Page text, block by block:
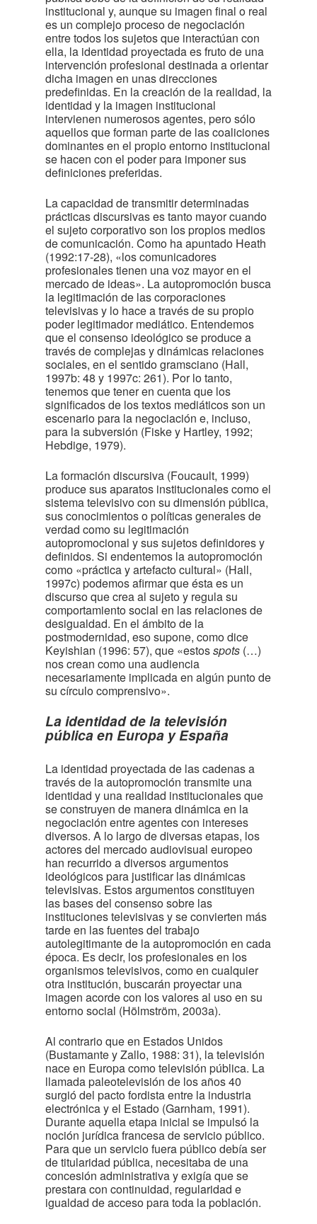
institucional y, aunque su imagen final o real
es un complejo proceso de negociación
entre todos los sujetos que interactúan con
ella, la identidad proyectada es fruto de una
intervención profesional destinada a orientar
dicha imagen en unas direcciones
predefinidas. En la creación de la realidad, la
identidad y la imagen institucional
intervienen numerosos agentes, pero sólo
aquellos que forman parte de las coaliciones
dominantes en el propio entorno institucional
se hacen con el poder para imponer sus
definiciones preferidas.
La capacidad de transmitir determinadas
prácticas discursivas es tanto mayor cuando
el sujeto corporativo son los propios medios
de comunicación. Como ha apuntado Heath
(1992:17-28), «los comunicadores
profesionales tienen una voz mayor en el
mercado de ideas». La autopromoción busca
la legitimación de las corporaciones
televisivas y lo hace a través de su propio
poder legitimador mediático. Entendemos
que el consenso ideológico se produce a
través de complejas y dinámicas relaciones
sociales, en el sentido gramsciano (Hall,
1997b: 48 y 1997c: 261). Por lo tanto,
tenemos que tener en cuenta que los
significados de los textos mediáticos son un
escenario para la negociación e, incluso,
para la subversión (Fiske y Hartley, 1992;
Hebdige, 1979).
La formación discursiva (Foucault, 1999)
produce sus aparatos institucionales como el
sistema televisivo con su dimensión pública,
sus conocimientos o políticas generales de
verdad como su legitimación
autopromocional y sus sujetos definidores y
definidos. Si endentemos la autopromoción
como «práctica y artefacto cultural» (Hall,
1997c) podemos afirmar que ésta es un
discurso que crea al sujeto y regula su
comportamiento social en las relaciones de
desigualdad. En el ámbito de la
postmodernidad, eso supone, como dice
Keyishian (1996: 57), que «estosspots (…)
nos crean como una audiencia
necesariamente implicada en algún punto de
su círculo comprensivo».
La identidad de la televisión
pública en Europa y España
La identidad proyectada de las cadenas a
través de la autopromoción transmite una
identidad y una realidad institucionales que
se construyen de manera dinámica en la
negociación entre agentes con intereses
diversos. A lo largo de diversas etapas, los
actores del mercado audiovisual europeo
han recurrido a diversos argumentos
ideológicos para justificar las dinámicas
televisivas. Estos argumentos constituyen
las bases del consenso sobre las
instituciones televisivas y se convierten más
tarde en las fuentes del trabajo
autolegitimante de la autopromoción en cada
época. Es decir, los profesionales en los
organismos televisivos, como en cualquier
otra institución, buscarán proyectar una
imagen acorde con los valores al uso en su
entorno social (Hölmström, 2003a).
Al contrario que en Estados Unidos
(Bustamante y Zallo, 1988: 31), la televisión
nace en Europa como televisión pública. La
llamada paleotelevisión de los años 40
surgió del pacto fordista entre la industria
electrónica y el Estado (Garnham, 1991).
Durante aquella etapa inicial se impulsó la
noción jurídica francesa de servicio público.
Para que un servicio fuera público debía ser
de titularidad pública, necesitaba de una
concesión administrativa y exigía que se
prestara con continuidad, regularidad e
igualdad de acceso para toda la población.